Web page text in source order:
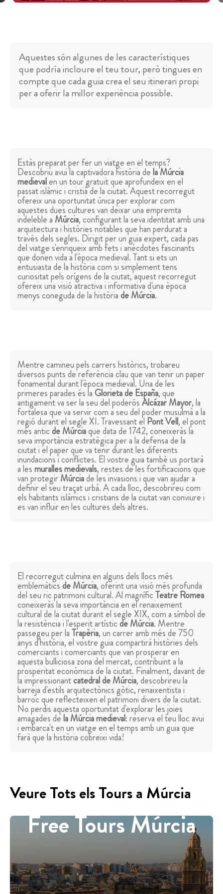
Aquestes són algunes de les característiques
que podría incloure el teu tour, però tingues en
compte que cada guia crea el seu itinerari propi
per a oferir la millor experiència possible.
Estàs preparat per fer un viatge en el temps?
Descobriu avui la captivadora història dela Múrcia
medievalen un tour gratuït que aprofundeix en el
passat islàmic i cristià de la ciutat. Aquest recorregut
ofereix una oportunitat única per explorar com
aquestes dues cultures van deixar una empremta
indeleble a Múrcia, configurant la seva identitat amb una
arquitectura i històries notables que han perdurat a
través dels segles. Dirigit per un guia expert, cada pas
del viatge s'enriqueix amb fets i anècdotes fascinants
que donen vida a l'època medieval. Tant si ets un
entusiasta de la història com si simplement tens
curiositat pels orígens de la ciutat, aquest recorregut
ofereix una visió atractiva i informativa d'una època
menys coneguda de la històriade Múrcia.
Mentre camineu pels carrers històrics, trobareu
diversos punts de referència clau que van tenir un paper
fonamental durant l'època medieval. Una de les
primeres parades és laGlorieta de España, que
antigament va ser la seu del poderósAlcázar Mayor, la
fortalesa que va servir com a seu del poder musulmà a la
regió durant el segle XI. Travessant el Pont Vell, el pont
més anticde Múrciaque data de 1742, coneixeràs la
seva importància estratègica per a la defensa de la
ciutat i el paper que va tenir durant les diferents
inundacions i conflictes. El vostre guia també us portarà
a lesmuralles medievals, restes de les fortificacions que
van protegirMúrciade les invasions i que van ajudar a
definir el seu traçat urbà. A cada lloc, descobrireu com
els habitants islàmics i cristians de la ciutat van conviure i
es van influir en les cultures dels altres.
El recorregut culmina en alguns dels llocs més
emblemàticsde Múrcia, oferint una visió més profunda
del seu ric patrimoni cultural. Al magníficTeatre Romea
coneixeràs la seva importància en el renaixement
cultural de la ciutat durant el segle XIX, com a símbol de
la resistència i l'esperit artísticde Múrcia. Mentre
passegeu per laTrapèria, un carrer amb més de 750
anys d'història, el vostre guia compartirà històries dels
comerciants i comerciants que van prosperar en
aquesta bulliciosa zona del mercat, contribuint a la
prosperitat econòmica de la ciutat. Finalment, davant de
la impressionantcatedral de Múrcia, descobrireu la
barreja d'estils arquitectònics gòtic, renaixentista i
barroc que reflecteixen el patrimoni divers de la ciutat.
No perdis aquesta oportunitat d'explorar les joies
amagades dela Múrcia medieval: reserva el teu lloc avui
i embarca't en un viatge en el temps amb un guia que
farà que la història cobreixi vida!
Veure Tots els Tours a Múrcia
Free Tours Múrcia